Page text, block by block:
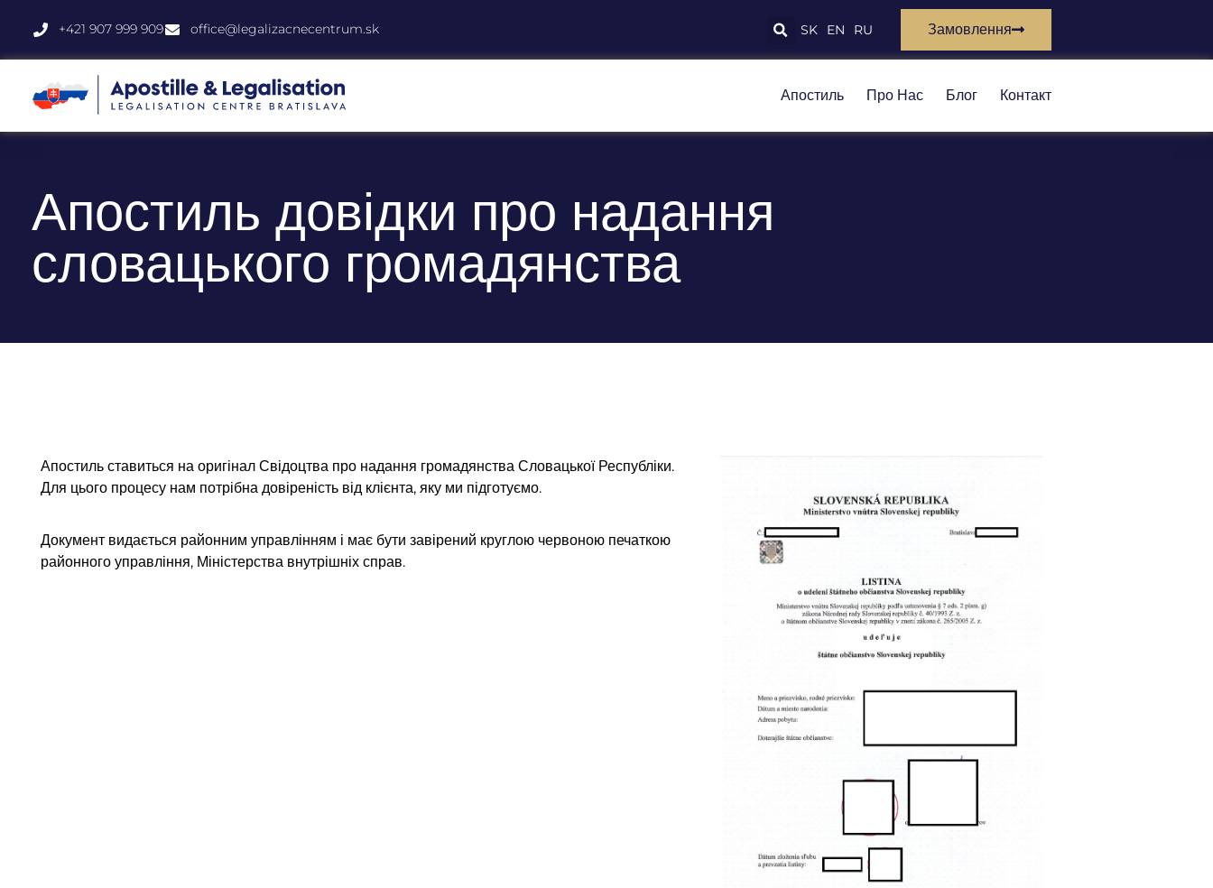
+421 907 999 909 office@legalizacnecentrum.sk SK EN RU Замовлення
Апостиль Про Нас Блог Контакт
Апостиль довідки про надання
словацького громадянства
Апостиль ставиться на оригінал Свідоцтва про надання громадянства Словацької Республіки.
Для цього процесу нам потрібна довіреність від клієнта, яку ми підготуємо.
Документ видається районним управлінням і має бути завірений круглою червоною печаткою
районного управління, Міністерства внутрішніх справ.